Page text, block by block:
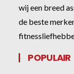
wij een breed
de beste
POPULAIR